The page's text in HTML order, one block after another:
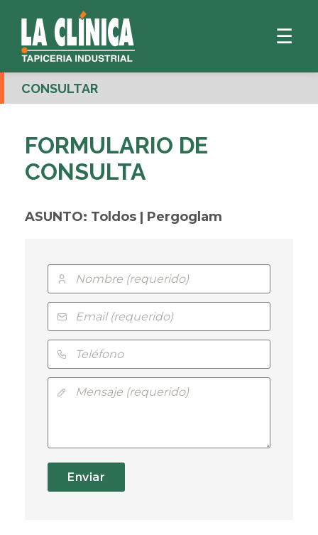
☰
CONSULTAR
FORMULARIO DE
CONSULTA
ASUNTO: Toldos | Pergoglam
Enviar